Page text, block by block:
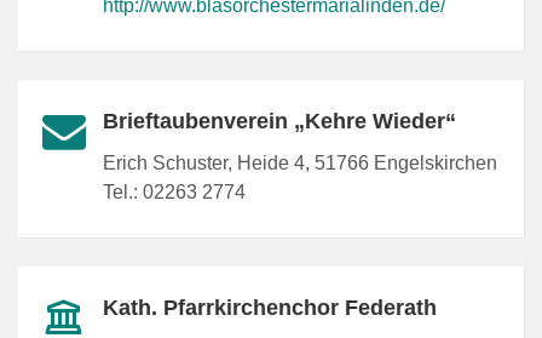
http://www.blasorchestermarialinden.de/
Brieftaubenverein „Kehre Wieder“
Erich Schuster, Heide 4, 51766 Engelskirchen
Tel.: 02263 2774
Kath. Pfarrkirchenchor Federath